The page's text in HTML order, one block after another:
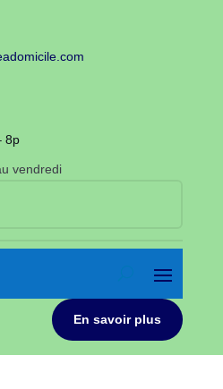
8p
vendredi
En savoir plus